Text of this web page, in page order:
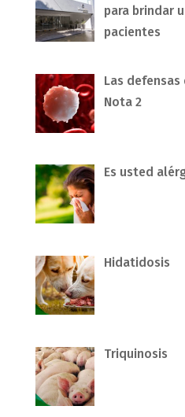
para brindar
pacientes
Las
Nota 2
Es usted
Hidatidosis
Triquinosis